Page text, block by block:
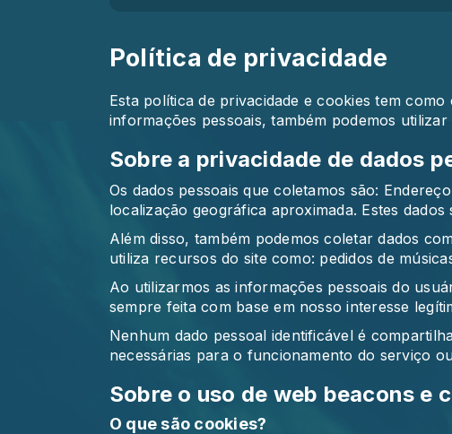
Política de privacidade
Esta política de privacidade e cookies tem
informações pessoais, também podemos
Sobre a privacidade de dados
Os dados pessoais que coletamos são:
localização geográfica aproximada. Estes
Além disso, também podemos coletar dados
utiliza recursos do site como: pedidos de
Ao utilizarmos as informações pessoais do
sempre feita com base em nosso interesse
Nenhum dado pessoal identificável é
necessárias para o funcionamento do serviço
Sobre o uso de web beacons e
O que são cookies?